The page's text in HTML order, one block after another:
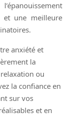
et une meilleure
anxiété et
la
ou
la confiance en
sur vos
et en